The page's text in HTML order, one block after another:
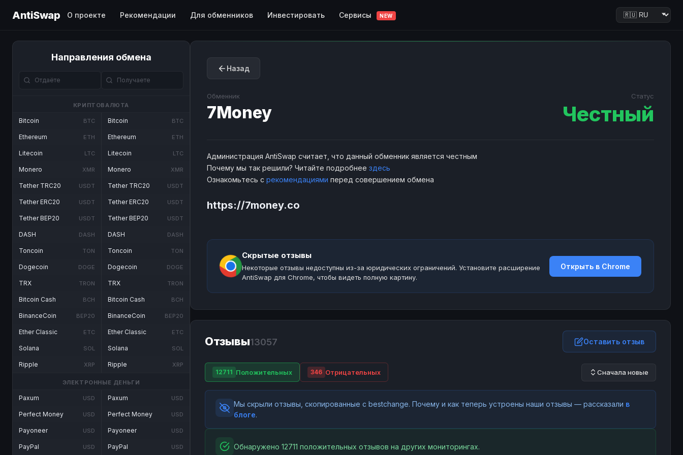
AntiSwap О проекте Рекомендации Для обменников Инвестировать Сервисы NEW
Направления обмена
КРИПТОВАЛЮТА
Bitcoin BTC
Ethereum ETH
Litecoin LTC
Monero XMR
Tether TRC20 USDT
Tether ERC20 USDT
Tether BEP20 USDT
DASH DASH
Toncoin TON
Dogecoin DOGE
TRX TRON
Bitcoin Cash BCH
BinanceCoin BEP20
Ether Classic ETC
Solana SOL
Ripple XRP
Bitcoin BTC
Ethereum ETH
Litecoin LTC
Monero XMR
Tether TRC20 USDT
Tether ERC20 USDT
Tether BEP20 USDT
DASH DASH
Toncoin TON
Dogecoin DOGE
TRX TRON
Bitcoin Cash BCH
BinanceCoin BEP20
Ether Classic ETC
Solana SOL
Ripple XRP
ЭЛЕКТРОННЫЕ ДЕНЬГИ
Paxum USD
Perfect Money USD
Payoneer USD
PayPal USD
Paxum USD
Perfect Money USD
Payoneer USD
PayPal USD
Назад
Обменник
7Money
Статус
Честный
Администрация AntiSwap считает, что данный обменник является честным
Почему мы так решили? Читайте подробнее здесь
Ознакомьтесь с рекомендациями перед совершением обмена
https://7money.co
Скрытые отзывы
Некоторые отзывы недоступны из-за юридических ограничений. Установите расширение
AntiSwap для Chrome, чтобы видеть полную картину.
Открыть в Chrome
Отзывы13057 Оставить отзыв
12711 Положительных 346 Отрицательных Сначала новые
Мы скрыли отзывы, скопированные с bestchange. Почему и как теперь устроены наши отзывы — рассказали в
блоге.
Обнаружено 12711 положительных отзывов на других мониторингах.